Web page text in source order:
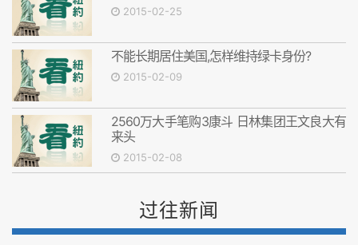
2015-02-25
不能长期居住美国,怎样维持绿卡身份?
2015-02-09
2560万大手笔购3康斗 日林集团王文良大有
来头
2015-02-08
过往新闻